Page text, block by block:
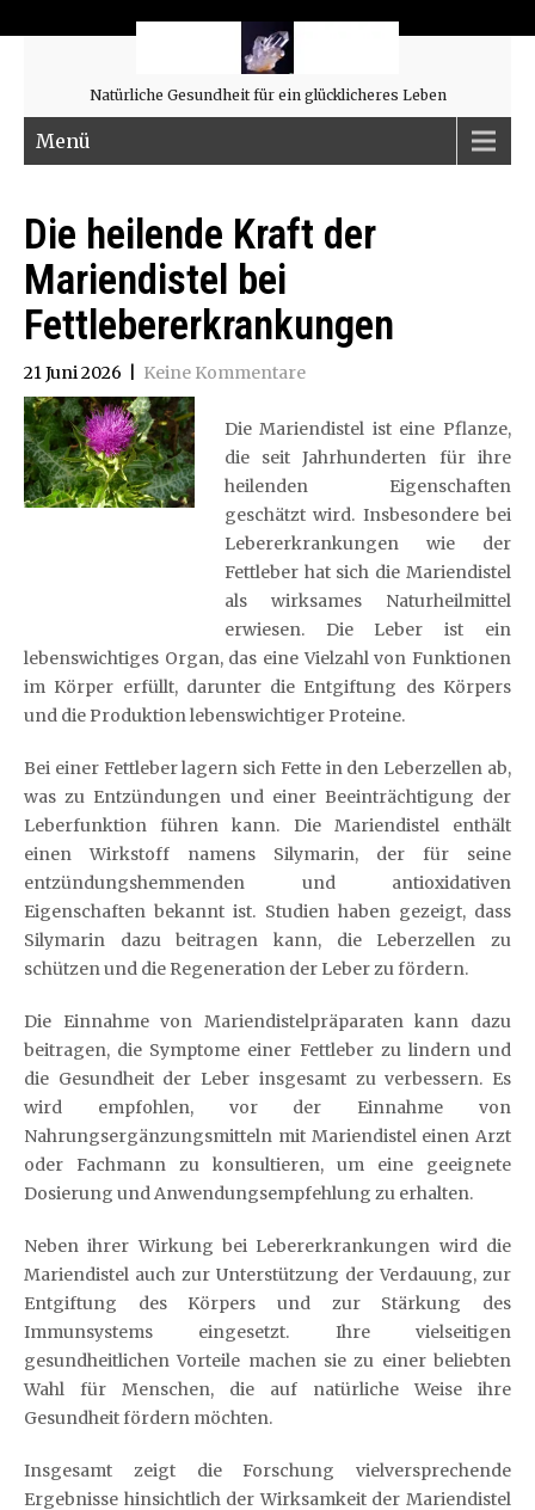
Natürliche Gesundheit für ein glücklicheres Leben
Menü
Die heilende Kraft der
Mariendistel bei
Fettlebererkrankungen
21 Juni 2026 Keine Kommentare
Die Mariendistel ist eine Pflanze,
die seit Jahrhunderten für ihre
heilenden Eigenschaften
geschätzt wird. Insbesondere bei
Lebererkrankungen wie der
Fettleber hat sich die Mariendistel
als wirksames Naturheilmittel
erwiesen. Die Leber ist ein
lebenswichtiges Organ, das eine Vielzahl von Funktionen
im Körper erfüllt, darunter die Entgiftung des Körpers
und die Produktion lebenswichtiger Proteine.
Bei einer Fettleber lagern sich Fette in den Leberzellen ab,
was zu Entzündungen und einer Beeinträchtigung der
Leberfunktion führen kann. Die Mariendistel enthält
einen Wirkstoff namens Silymarin, der für seine
entzündungshemmenden und antioxidativen
Eigenschaften bekannt ist. Studien haben gezeigt, dass
Silymarin dazu beitragen kann, die Leberzellen zu
schützen und die Regeneration der Leber zu fördern.
Die Einnahme von Mariendistelpräparaten kann dazu
beitragen, die Symptome einer Fettleber zu lindern und
die Gesundheit der Leber insgesamt zu verbessern. Es
wird empfohlen, vor der Einnahme von
Nahrungsergänzungsmitteln mit Mariendistel einen Arzt
oder Fachmann zu konsultieren, um eine geeignete
Dosierung und Anwendungsempfehlung zu erhalten.
Neben ihrer Wirkung bei Lebererkrankungen wird die
Mariendistel auch zur Unterstützung der Verdauung, zur
Entgiftung des Körpers und zur Stärkung des
Immunsystems eingesetzt. Ihre vielseitigen
gesundheitlichen Vorteile machen sie zu einer beliebten
Wahl für Menschen, die auf natürliche Weise ihre
Gesundheit fördern möchten.
Insgesamt zeigt die Forschung vielversprechende
Ergebnisse hinsichtlich der Wirksamkeit der Mariendistel